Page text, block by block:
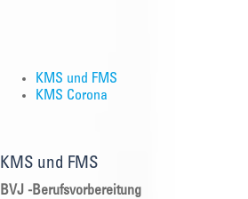
KMS und FMS
KMS Corona
KMS und FMS
BVJ -Berufsvorbereitung